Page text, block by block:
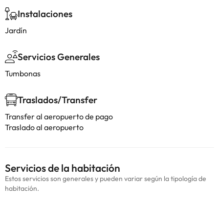
Instalaciones
Jardín
Servicios Generales
Tumbonas
Traslados/Transfer
Transfer al aeropuerto de pago
Traslado al aeropuerto
Servicios de la habitación
Estos servicios son generales y pueden variar según la tipología de
habitación.